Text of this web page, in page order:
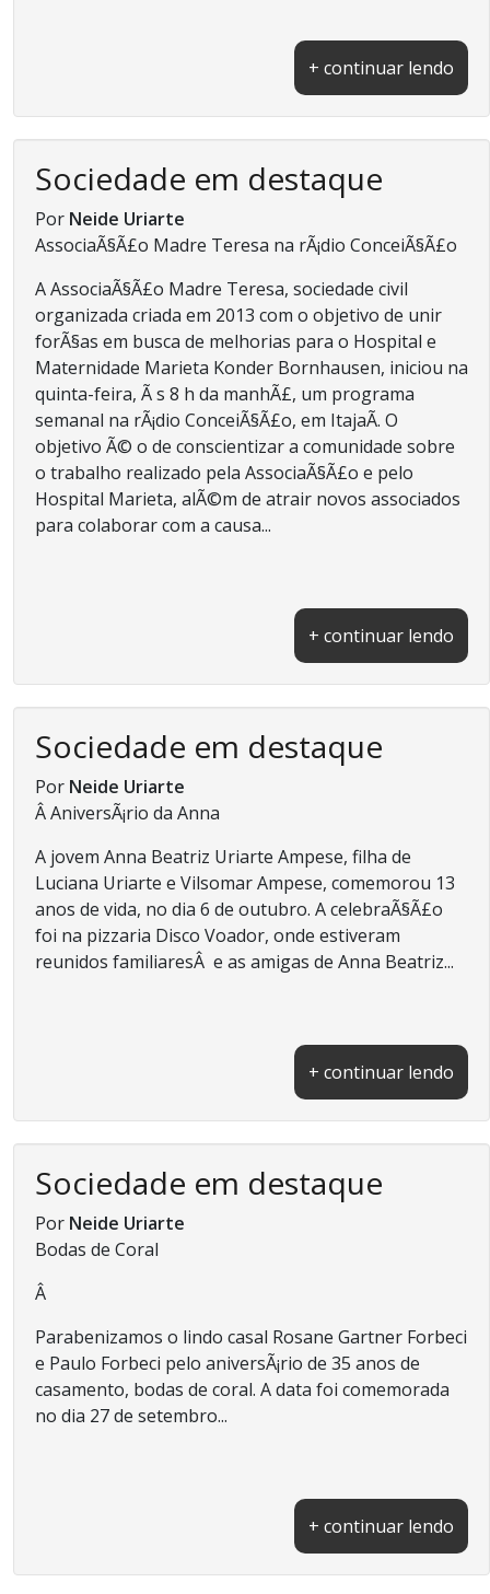
+ continuar lendo
Sociedade em destaque
Por Neide Uriarte
AssociaÃ§Ã£o Madre Teresa na rÃ¡dio ConceiÃ§Ã£o
A AssociaÃ§Ã£o Madre Teresa, sociedade civil
organizada criada em 2013 com o objetivo de unir
forÃ§as em busca de melhorias para o Hospital e
Maternidade Marieta Konder Bornhausen, iniciou na
quinta-feira, Ã s 8 h da manhÃ£, um programa
semanal na rÃ¡dio ConceiÃ§Ã£o, em ItajaÃ­. O
objetivo Ã© o de conscientizar a comunidade sobre
o trabalho realizado pela AssociaÃ§Ã£o e pelo
Hospital Marieta, alÃ©m de atrair novos associados
para colaborar com a causa...
+ continuar lendo
Sociedade em destaque
Por Neide Uriarte
Â AniversÃ¡rio da Anna
A jovem Anna Beatriz Uriarte Ampese, filha de
Luciana Uriarte e Vilsomar Ampese, comemorou 13
anos de vida, no dia 6 de outubro. A celebraÃ§Ã£o
foi na pizzaria Disco Voador, onde estiveram
reunidos familiaresÂ e as amigas de Anna Beatriz...
+ continuar lendo
Sociedade em destaque
Por Neide Uriarte
Bodas de Coral
Â
Parabenizamos o lindo casal Rosane Gartner Forbeci
e Paulo Forbeci pelo aniversÃ¡rio de 35 anos de
casamento, bodas de coral. A data foi comemorada
no dia 27 de setembro...
+ continuar lendo